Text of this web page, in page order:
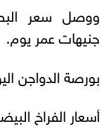
جنيهات عمر يوم.
بورصة الدواجن
أسعار الفراخ